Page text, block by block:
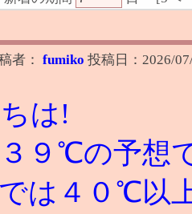
者： fumiko 投稿日： 2026/
は!
９℃の予想
は４０℃以